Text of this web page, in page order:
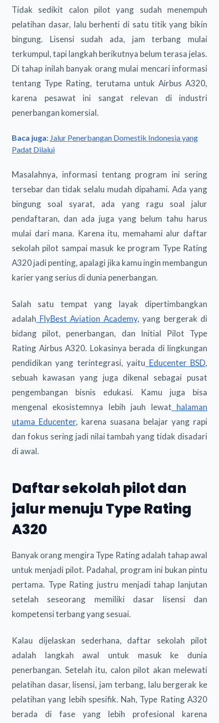
Tidak sedikit calon pilot yang sudah menempuh
pelatihan dasar, lalu berhenti di satu titik yang bikin
bingung. Lisensi sudah ada, jam terbang mulai
terkumpul, tapi langkah berikutnya belum terasa jelas.
Di tahap inilah banyak orang mulai mencari informasi
tentang Type Rating, terutama untuk Airbus A320,
karena pesawat ini sangat relevan di industri
penerbangan komersial.
Baca juga: Jalur Penerbangan Domestik Indonesia yang
Padat Dilalui
Masalahnya, informasi tentang program ini sering
tersebar dan tidak selalu mudah dipahami. Ada yang
bingung soal syarat, ada yang ragu soal jalur
pendaftaran, dan ada juga yang belum tahu harus
mulai dari mana. Karena itu, memahami alur daftar
sekolah pilot sampai masuk ke program Type Rating
A320 jadi penting, apalagi jika kamu ingin membangun
karier yang serius di dunia penerbangan.
Salah satu tempat yang layak dipertimbangkan
adalah FlyBest Aviation Academy, yang bergerak di
bidang pilot, penerbangan, dan Initial Pilot Type
Rating Airbus A320. Lokasinya berada di lingkungan
pendidikan yang terintegrasi, yaitu Educenter BSD,
sebuah kawasan yang juga dikenal sebagai pusat
pengembangan bisnis edukasi. Kamu juga bisa
mengenal ekosistemnya lebih jauh lewat halaman
utama Educenter, karena suasana belajar yang rapi
dan fokus sering jadi nilai tambah yang tidak disadari
di awal.
Daftar sekolah pilot dan
jalur menuju Type Rating
A320
Banyak orang mengira Type Rating adalah tahap awal
untuk menjadi pilot. Padahal, program ini bukan pintu
pertama. Type Rating justru menjadi tahap lanjutan
setelah seseorang memiliki dasar lisensi dan
kompetensi terbang yang sesuai.
Kalau dijelaskan sederhana, daftar sekolah pilot
adalah langkah awal untuk masuk ke dunia
penerbangan. Setelah itu, calon pilot akan melewati
pelatihan dasar, lisensi, jam terbang, lalu bergerak ke
pelatihan yang lebih spesifik. Nah, Type Rating A320
berada di fase yang lebih profesional karena